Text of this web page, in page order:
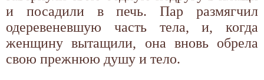
и посадили в печь. Пар размягчил
одеревеневшую часть тела, и, когда
женщину вытащили, она вновь обрела
свою прежнюю душу и тело.